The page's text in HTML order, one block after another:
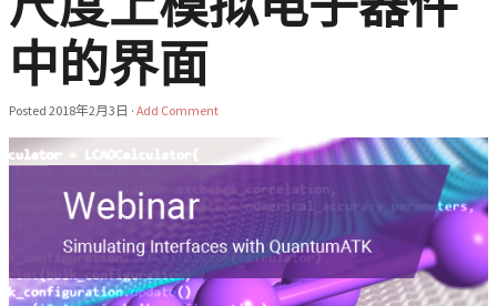
中的界面
Posted 2018年2月3日 · Add Comment